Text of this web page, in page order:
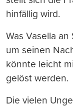
hinfällig wird.
Was Vasella
um seinen
könnte leicht
gelöst werden.
Die vielen